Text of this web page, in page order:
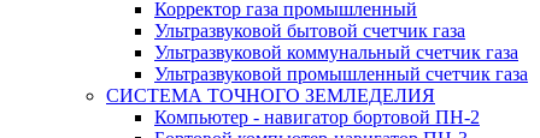
Корректор газа промышленный
Ультразвуковой бытовой счетчик газа
Ультразвуковой коммунальный счетчик газа
Ультразвуковой промышленный счетчик газа
СИСТЕМА ТОЧНОГО ЗЕМЛЕДЕЛИЯ
Компьютер - навигатор бортовой ПН-2